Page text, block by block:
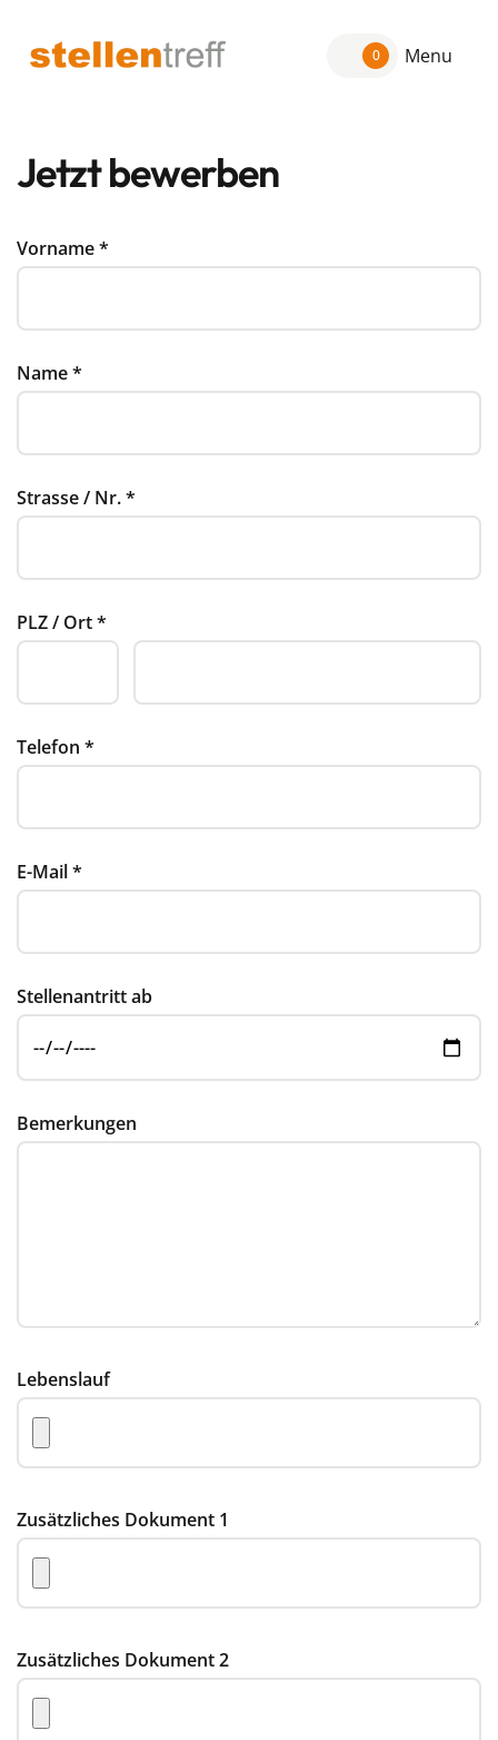
0 Menu
Jetzt bewerben
Vorname*
Name*
Strasse / Nr.*
PLZ / Ort*
Telefon *
E-Mail*
Stellenantritt ab
Bemerkungen
Lebenslauf
Zusätzliches Dokument 1
Zusätzliches Dokument 2